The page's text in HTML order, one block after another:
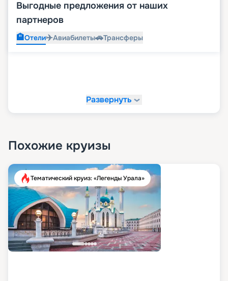
Выгодные предложения от наших
партнеров
🏨Отели✈️Авиабилеты🚗Трансферы
Развернуть
Похожие круизы
Тематический круиз: «Легенды Урала»